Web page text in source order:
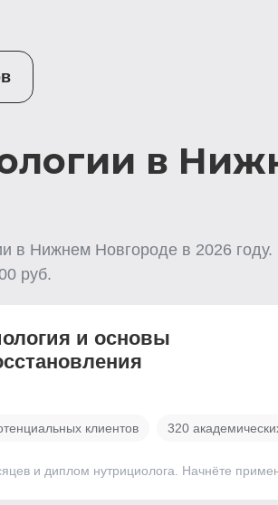
в
в Нижнем Новгороде в 2026
руб.
и основы
клиентов 320
и диплом нутрициолога. Начнёте